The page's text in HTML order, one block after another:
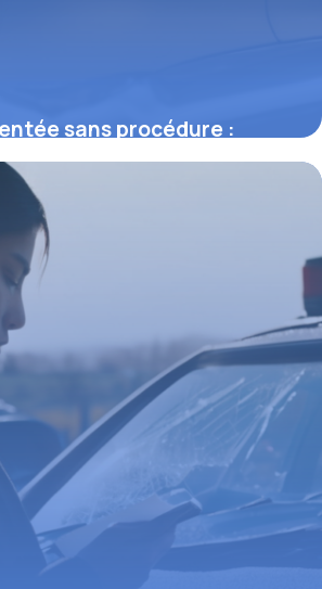
sans procédure :
et éviter les pièges